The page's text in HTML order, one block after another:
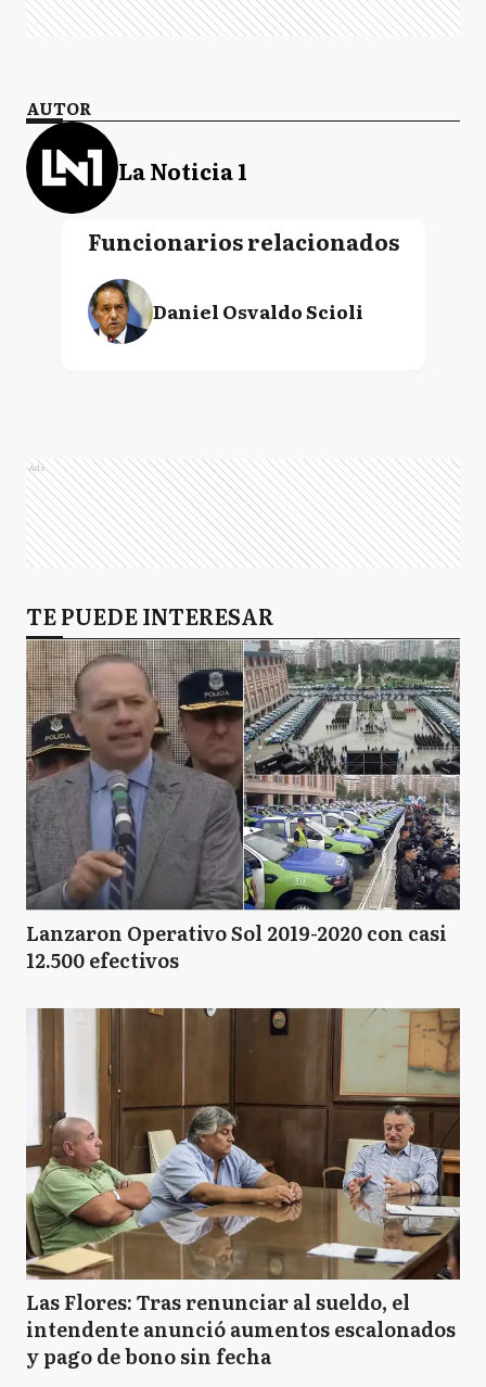
AUTOR
La Noticia 1
Funcionarios relacionados
Daniel Osvaldo Scioli
Ads
TE PUEDE INTERESAR
Lanzaron Operativo Sol 2019-2020 con casi
12.500 efectivos
Las Flores: Tras renunciar al sueldo, el
intendente anunció aumentos escalonados
y pago de bono sin fecha